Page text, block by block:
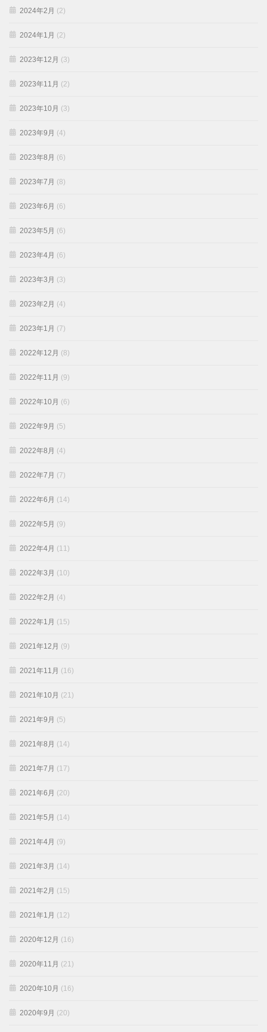
2024年2月 (2)
2024年1月 (2)
2023年12月 (3)
2023年11月 (2)
2023年10月 (3)
2023年9月 (4)
2023年8月 (6)
2023年7月 (8)
2023年6月 (6)
2023年5月 (6)
2023年4月 (6)
2023年3月 (3)
2023年2月 (4)
2023年1月 (7)
2022年12月 (8)
2022年11月 (9)
2022年10月 (6)
2022年9月 (5)
2022年8月 (4)
2022年7月 (7)
2022年6月 (14)
2022年5月 (9)
2022年4月 (11)
2022年3月 (10)
2022年2月 (4)
2022年1月 (15)
2021年12月 (9)
2021年11月 (16)
2021年10月 (21)
2021年9月 (5)
2021年8月 (14)
2021年7月 (17)
2021年6月 (20)
2021年5月 (14)
2021年4月 (9)
2021年3月 (14)
2021年2月 (15)
2021年1月 (12)
2020年12月 (16)
2020年11月 (21)
2020年10月 (16)
2020年9月 (20)